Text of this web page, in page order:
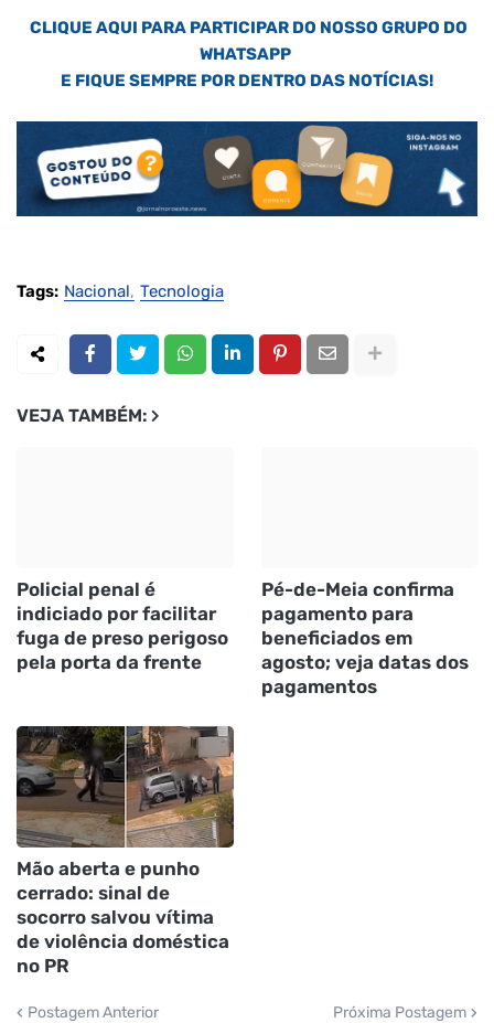
CLIQUE AQUI PARA PARTICIPAR DO NOSSO GRUPO DO
WHATSAPP
E FIQUE SEMPRE POR DENTRO DAS NOTÍCIAS!
Tags: Nacional Tecnologia
VEJA TAMBÉM:
Policial penal é
indiciado por facilitar
fuga de preso perigoso
pela porta da frente
Pé-de-Meia confirma
pagamento para
beneficiados em
agosto; veja datas dos
pagamentos
Mão aberta e punho
cerrado: sinal de
socorro salvou vítima
de violência doméstica
no PR
Postagem Anterior Próxima Postagem